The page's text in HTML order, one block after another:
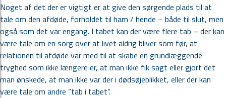
Noget af det der er vigtigt er at give den sørgende plads til at
tale om den afdøde, forholdet til ham / hende – både til slut, men
også som det var engang. I tabet kan der være flere tab – der kan
være tale om en sorg over at livet aldrig bliver som før, at
relationen til afdøde var med til at skabe en grundlæggende
tryghed som ikke længere er, at man ikke fik sagt eller gjort det
man ønskede, at man ikke var der i dødsøjeblikket, eller der kan
være tale om andre ”tab i tabet”.